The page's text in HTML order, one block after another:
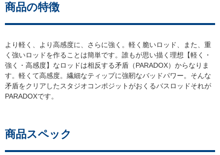
商品の特徴
より軽く、より高感度に、さらに強く。軽く脆いロッド、また、重
く強いロッドを作ることは簡単です。誰もが思い描く理想【軽く・
強く・高感度】なロッドは相反する矛盾（PARADOX）からなりま
す。軽くて高感度。繊細なティップに強靭なバッドパワー。そんな
矛盾をクリアしたスタジオコンポジットがおくるバスロッドそれが
PARADOXです。
商品スペック